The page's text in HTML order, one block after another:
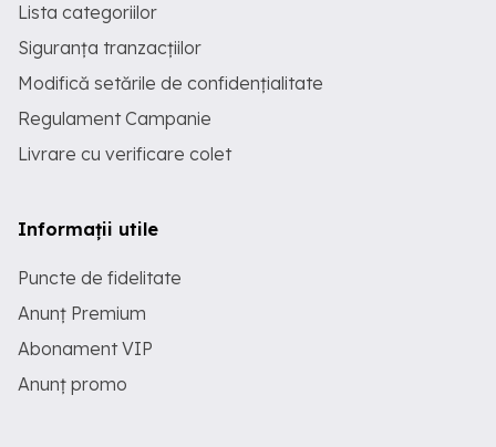
Lista categoriilor
Siguranța tranzacțiilor
Modifică setările de confidențialitate
Regulament Campanie
Livrare cu verificare colet
Informații utile
Puncte de fidelitate
Anunț Premium
Abonament VIP
Anunț promo